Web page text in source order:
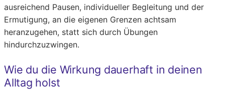
ausreichend Pausen, individueller Begleitung und der
Ermutigung, an die eigenen Grenzen achtsam
heranzugehen, statt sich durch Übungen
hindurchzuzwingen.
Wie du die Wirkung dauerhaft in deinen
Alltag holst